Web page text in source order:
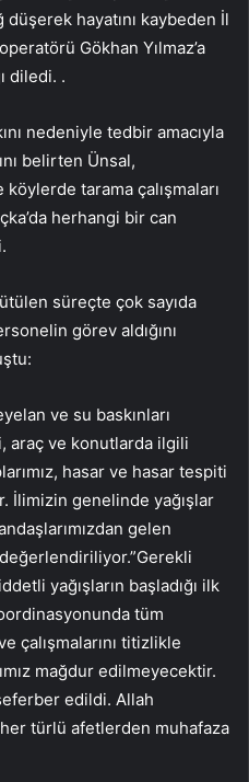
düşerek hayatını kaybeden İl
Gökhan Yılmaz’a
diledi. .
nedeniyle tedbir amacıyla
belirten Ünsal,
tarama çalışmaları
herhangi bir can
süreçte çok sayıda
görev aldığını
ve su baskınları
araç ve konutlarda ilgili
hasar ve hasar tespiti
İlimizin genelinde yağışlar
gelen
yağışların başladığı ilk
tüm
çalışmalarını titizlikle
mağdur edilmeyecektir.
edildi. Allah
her türlü afetlerden muhafaza